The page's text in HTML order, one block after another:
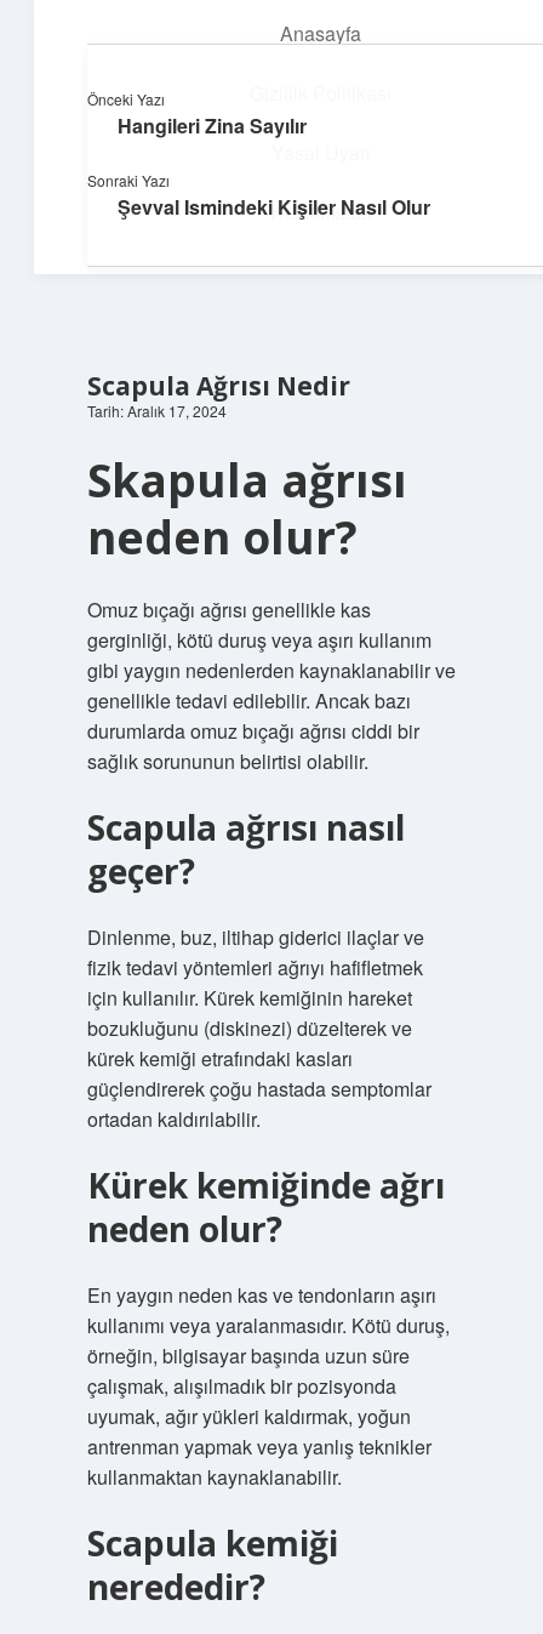
Anasayfa
Hakkımızda
Teknoloji ve Aşk
Dijital dünyada keyifli bir macera!
Scapula Ağrısı Nedir
Tarih: Aralık 17, 2024
Skapula ağrısı
neden olur?
Omuz bıçağı ağrısı genellikle kas
gerginliği, kötü duruş veya aşırı kullanım
gibi yaygın nedenlerden kaynaklanabilir ve
genellikle tedavi edilebilir. Ancak bazı
durumlarda omuz bıçağı ağrısı ciddi bir
sağlık sorununun belirtisi olabilir.
Scapula ağrısı nasıl
geçer?
Dinlenme, buz, iltihap giderici ilaçlar ve
fizik tedavi yöntemleri ağrıyı hafifletmek
için kullanılır. Kürek kemiğinin hareket
bozukluğunu (diskinezi) düzelterek ve
kürek kemiği etrafındaki kasları
güçlendirerek çoğu hastada semptomlar
ortadan kaldırılabilir.
Kürek kemiğinde ağrı
neden olur?
En yaygın neden kas ve tendonların aşırı
kullanımı veya yaralanmasıdır. Kötü duruş,
örneğin, bilgisayar başında uzun süre
çalışmak, alışılmadık bir pozisyonda
uyumak, ağır yükleri kaldırmak, yoğun
antrenman yapmak veya yanlış teknikler
kullanmaktan kaynaklanabilir.
Scapula kemiği
nerededir?
Önceki Yazı
Hangileri Zina Sayılır
Sonraki Yazı
Şevval Ismindeki Kişiler Nasıl Olur